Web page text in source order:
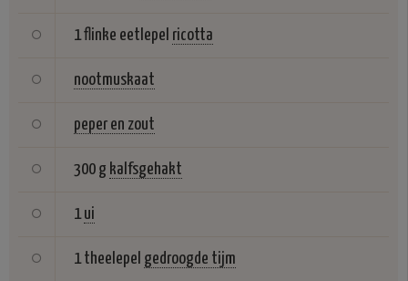
1 flinke eetlepel ricotta
nootmuskaat
peper en zout
300 g kalfsgehakt
1 ui
1 theelepel gedroogde tijm